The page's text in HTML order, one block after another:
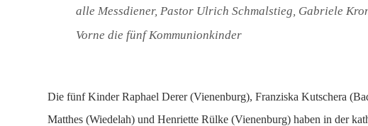
alle Messdiener, Pastor Ulrich Schmalstieg, Gabriele
Vorne die fünf Kommunionkinder
Die fünf Kinder Raphael Derer (Vienenburg), Franziska Kutschera
Matthes (Wiedelah) und Henriette Rülke (Vienenburg) haben in der